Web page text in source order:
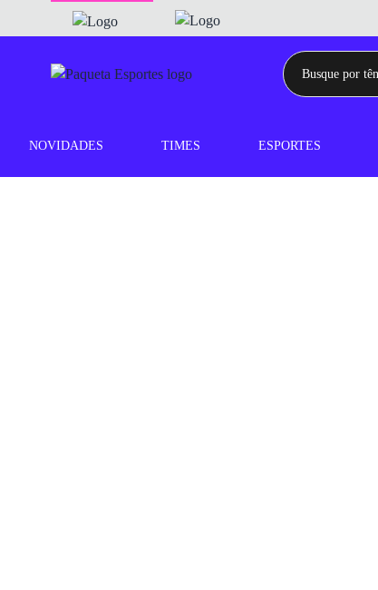
NOVIDADES TIMES ESPORTES